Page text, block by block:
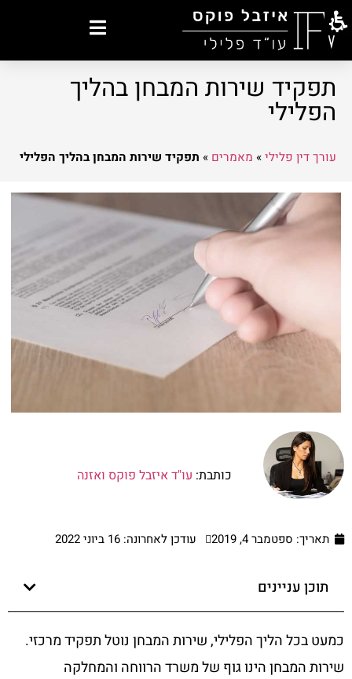
תפקיד שירות המבחן בהליך
הפלילי
עורך דין פלילי» מאמרים » תפקיד שירות המבחן בהליך הפלילי
כותבת: עו"ד איזבל פוקס ואזנה
תאריך: ספטמבר 4, 2019 עודכן לאחרונה: 16 ביוני 2022
תוכן עניינים
כמעט בכל הליך הפלילי, שירות המבחן נוטל תפקיד מרכזי.
שירות המבחן הינו גוף של משרד הרווחה והמחלקה